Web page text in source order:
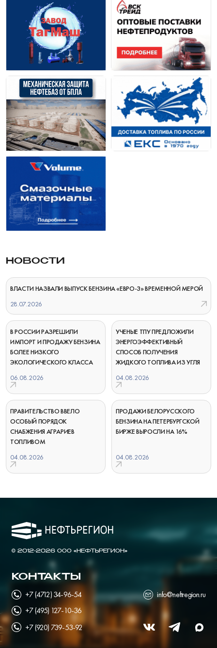
НОВОСТИ
В РОССИИ РАЗРЕШИЛИ
ИМПОРТ И ПРОДАЖУ БЕНЗИНА
БОЛЕЕ НИЗКОГО
ЭКОЛОГИЧЕСКОГО КЛАССА
06.08.2026
УЧЕНЫЕ ТПУ ПРЕДЛОЖИЛИ
ЭНЕРГОЭФФЕКТИВНЫЙ
СПОСОБ ПОЛУЧЕНИЯ
ЖИДКОГО ТОПЛИВА ИЗ УГЛЯ
04.08.2026
ПРАВИТЕЛЬСТВО ВВЕЛО
ОСОБЫЙ ПОРЯДОК
СНАБЖЕНИЯ АГРАРИЕВ
ТОПЛИВОМ
04.08.2026
ПРОДАЖИ БЕЛОРУССКОГО
БЕНЗИНА НА ПЕТЕРБУРГСКОЙ
БИРЖЕ ВЫРОСЛИ НА 16%
04.08.2026
ВЛАСТИ НАЗВАЛИ ВЫПУСК БЕНЗИНА «ЕВРО-3» ВРЕМЕННОЙ МЕРОЙ
28.07.2026
© 2012-2026 ООО «НЕФТЬРЕГИОН»
КОНТАКТЫ
+7 (4712) 34-96-54
+7 (495) 127-10-36
+7 (920) 739-53-92
info@neftregion.ru